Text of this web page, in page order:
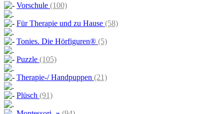
Vorschule (100)
Für Therapie und zu Hause (58)
Tonies. Die Hörfiguren® (5)
Puzzle (105)
Therapie-/ Handpuppen (21)
Plüsch (91)